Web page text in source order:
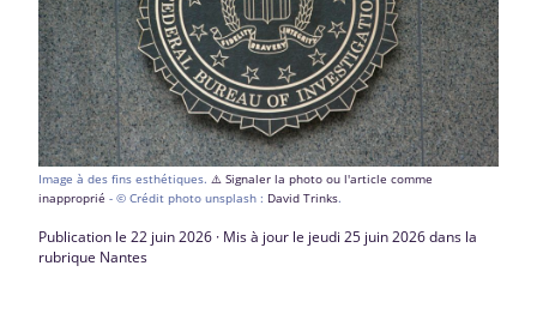
Image à des fins esthétiques. ⚠️ Signaler la photo ou l'article comme
inapproprié - © Crédit photo unsplash : David Trinks.
Publication le 22 juin 2026 · Mis à jour le jeudi 25 juin 2026 dans la
rubrique Nantes